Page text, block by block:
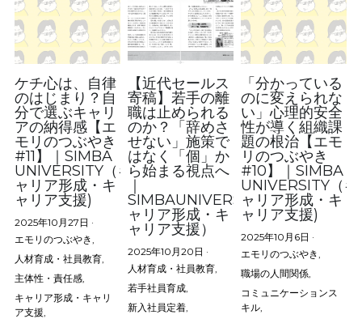
ケチ心は、自律
のはじまり？自
分で選ぶキャリ
アの納得感【エ
モリのつぶやき
#11】｜SIMBA
UNIVERSITY（キ
ャリア形成・キ
ャリア支援)
2025年10月27日 ·
エモリのつぶやき,
人材育成・社員教育,
主体性・責任感,
キャリア形成・キャリ
ア支援,
【近代セールス
寄稿】若手の離
職は止められる
のか？「辞めさ
せない」施策で
はなく「個」か
ら始まる視点へ
｜
SIMBAUNIVERSITY（キ
ャリア形成・キ
ャリア支援）
2025年10月20日 ·
人材育成・社員教育,
若手社員育成,
新入社員定着,
「分かっている
のに変えられな
い」心理的安全
性が導く組織課
題の根治【エモ
リのつぶやき
#10】｜SIMBA
UNIVERSITY（キ
ャリア形成・キ
ャリア支援)
2025年10月6日 ·
エモリのつぶやき,
職場の人間関係,
コミュニケーションス
キル,